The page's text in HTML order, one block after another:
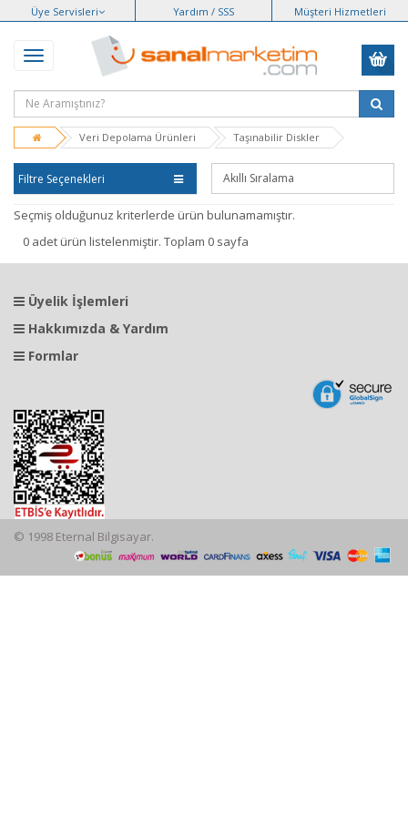
Üye Servisleri Yardım / SSS Müşteri Hizmetleri
Veri Depolama Ürünleri Taşınabilir Diskler
Filtre Seçenekleri
Seçmiş olduğunuz kriterlerde ürün bulunamamıştır.
0 adet ürün listelenmiştir. Toplam 0 sayfa
Üyelik İşlemleri
Hakkımızda & Yardım
Formlar
© 1998 Eternal Bilgisayar.